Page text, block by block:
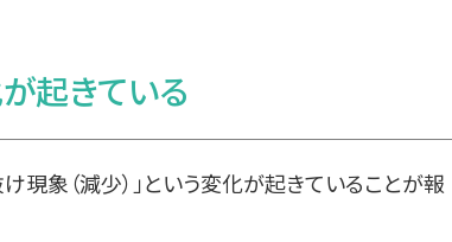
起きている
現象（減少）」という変化が起きていることが報